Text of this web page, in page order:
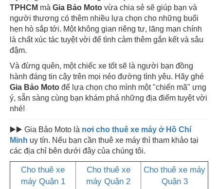
TPHCM mà Gia Bảo Moto vừa chia sẻ sẽ giúp bạn và
người thương có thêm nhiều lựa chọn cho những buổi
hẹn hò sắp tới. Một không gian riêng tư, lãng mạn chính
là chất xúc tác tuyệt vời để tình cảm thêm gắn kết và sâu
đậm.
Và đừng quên, một chiếc xe tốt sẽ là người bạn đồng
hành đáng tin cậy trên mọi nẻo đường tình yêu. Hãy ghé
Gia Bảo Moto để lựa chọn cho mình một "chiến mã" ưng
ý, sẵn sàng cùng bạn khám phá những địa điểm tuyệt vời
nhé!
▶️▶️ Gia Bảo Moto là nơi cho thuê xe máy ở Hồ Chí
Minh uy tín. Nếu bạn cần thuê xe máy thì tham khảo tại
các địa chỉ bên dưới đây của chúng tôi.
Cho thuê xe
máy Quận 1
Cho thuê xe
máy Quận 2
Cho thuê xe máy
Quận 3